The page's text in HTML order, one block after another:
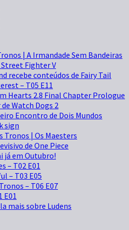
| A Irmandade Sem Bandeiras
Fighter V
recebe conteúdos de Fairy Tail
– T05 E11
Hearts 2.8 Final Chapter Prologue
Watch Dogs 2
Encontro de Dois Mundos
sign
Tronos | Os Maesters
de One Piece
já em Outubro!
– T02 E01
– T03 E05
– T06 E07
E01
mais sobre Ludens